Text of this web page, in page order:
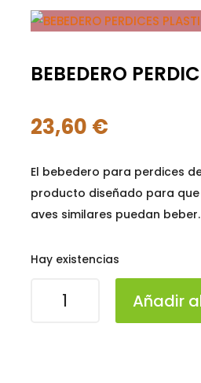
BEBEDERO
23,60 €
El bebedero para perdices
producto diseñado para
aves similares puedan beber.
Hay existencias
PERDICES
Añadir